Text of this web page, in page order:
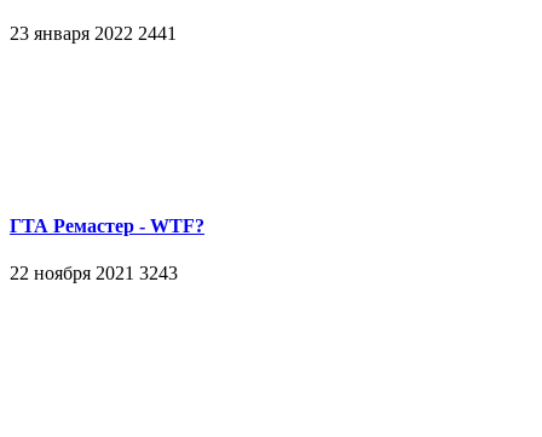
23 января 2022 2441
ГТА Ремастер - WTF?
22 ноября 2021 3243